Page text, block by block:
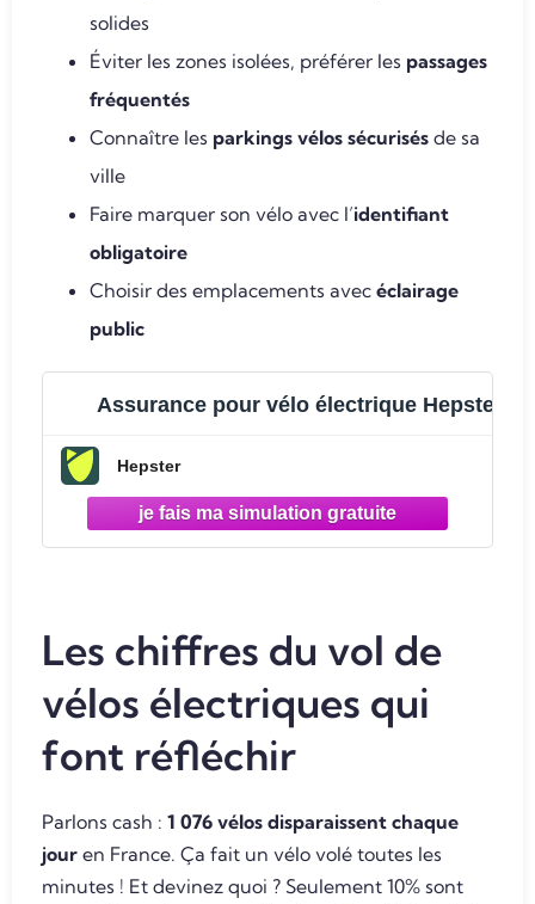
solides
Éviter les zones isolées, préférer les passages
fréquentés
Connaître les parkings vélos sécurisés de sa
ville
Faire marquer son vélo avec l’identifiant
obligatoire
Choisir des emplacements avec éclairage
public
Assurance pour vélo électrique Hepster
Hepster
Les chiffres du vol de
vélos électriques qui
font réfléchir
Parlons cash : 1 076 vélos disparaissent chaque
jour en France. Ça fait un vélo volé toutes les
minutes ! Et devinez quoi ? Seulement 10% sont